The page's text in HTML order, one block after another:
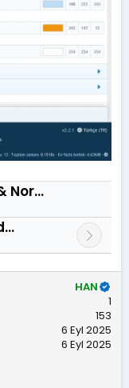
XenForo Sabit & Normal konu barı 2.1.0
Xenforo Forumdan duyuru sistemi 2.0.0
HAN
1
153
6 Eyl 2025
6 Eyl 2025